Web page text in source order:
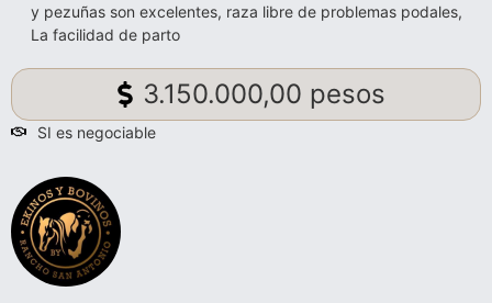
y pezuñas son excelentes, raza libre de problemas podales,
La facilidad de parto
3.150.000,00 pesos
SI es negociable